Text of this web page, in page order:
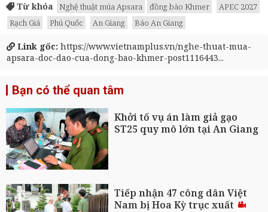
Từ khóa Nghệ thuật múa Apsara đồng bào Khmer
APEC 2027
Rạch Giá
Phú Quốc An Giang Báo An Giang
Link gốc: https://www.vietnamplus.vn/nghe-thuat-mua-
apsara-doc-dao-cua-dong-bao-khmer-post1116443...
Bạn có thể quan tâm
Khởi tố vụ án làm giả gạo
ST25 quy mô lớn tại An Giang
Tiếp nhận 47 công dân Việt
Nam bị Hoa Kỳ trục xuất